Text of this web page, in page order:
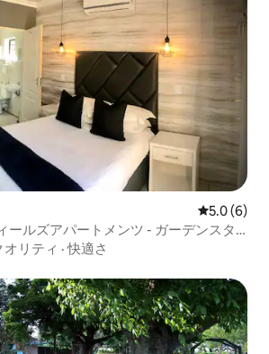
レビュー6
5.0 (6)
ールズアパートメンツ - ガーデンスタ
リティ ·快適さ